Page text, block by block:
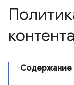
контента
Содержание